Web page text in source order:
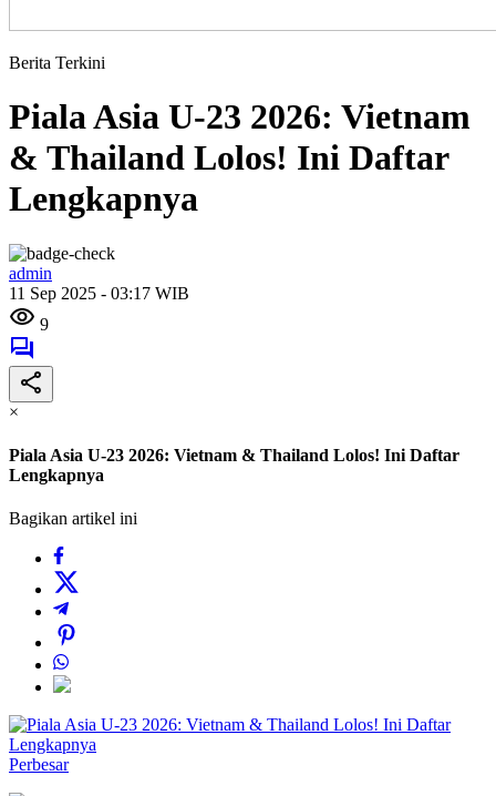
Berita Terkini
Piala Asia U-23 2026: Vietnam
& Thailand Lolos! Ini Daftar
Lengkapnya
admin
11 Sep 2025 - 03:17 WIB
9
×
Piala Asia U-23 2026: Vietnam & Thailand Lolos! Ini Daftar
Lengkapnya
Bagikan artikel ini
Perbesar